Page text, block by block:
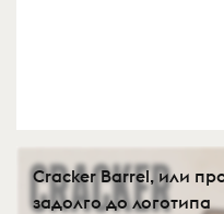
Cracker Barrel, или
задолго до логотипа